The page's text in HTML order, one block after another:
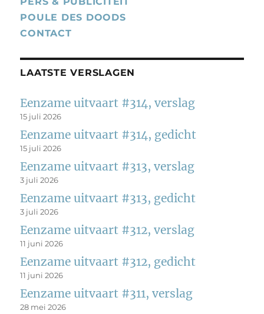
POULE DES DOODS
CONTACT
LAATSTE VERSLAGEN
Eenzame uitvaart #314, verslag
15 juli 2026
Eenzame uitvaart #314, gedicht
15 juli 2026
Eenzame uitvaart #313, verslag
3 juli 2026
Eenzame uitvaart #313, gedicht
3 juli 2026
Eenzame uitvaart #312, verslag
11 juni 2026
Eenzame uitvaart #312, gedicht
11 juni 2026
Eenzame uitvaart #311, verslag
28 mei 2026